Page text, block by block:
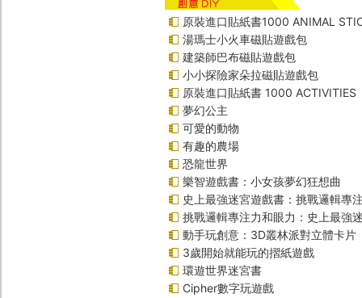
原裝進口貼紙書1000 ANIMAL
湯瑪士小火車磁貼遊戲包
建築師巴布磁貼遊戲包
小小探險家朵拉磁貼遊戲包
原裝進口貼紙書 1000 ACTIVITIES
夢幻公主
可愛的動物
有趣的農場
恐龍世界
樂智遊戲書：小女孩夢幻狂想曲
史上最強迷宮遊戲書：挑戰邏輯專
挑戰邏輯專注力和眼力：史上最強
動手玩創意：3D叢林派對立體卡片
3歲開始就能玩的摺紙遊戲
環遊世界迷宮書
Cipher數字玩遊戲